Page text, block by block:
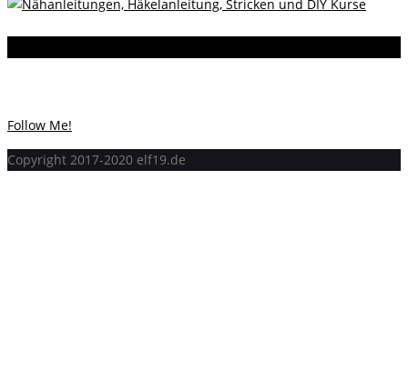
Follow Me!
Copyright 2017-2020 elf19.de